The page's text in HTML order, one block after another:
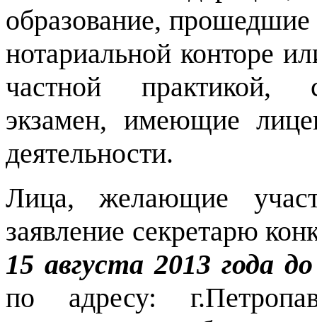
образование, прошедшие
нотариальной конторе
частной практикой,
экзамен, имеющие
деятельности.
Лица, желающие
заявление секретарю
15 августа 2013 года
по адресу: